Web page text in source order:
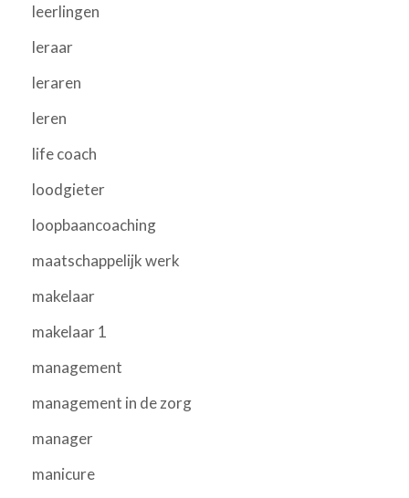
leerlingen
leraar
leraren
leren
life coach
loodgieter
loopbaancoaching
maatschappelijk werk
makelaar
makelaar 1
management
management in de zorg
manager
manicure